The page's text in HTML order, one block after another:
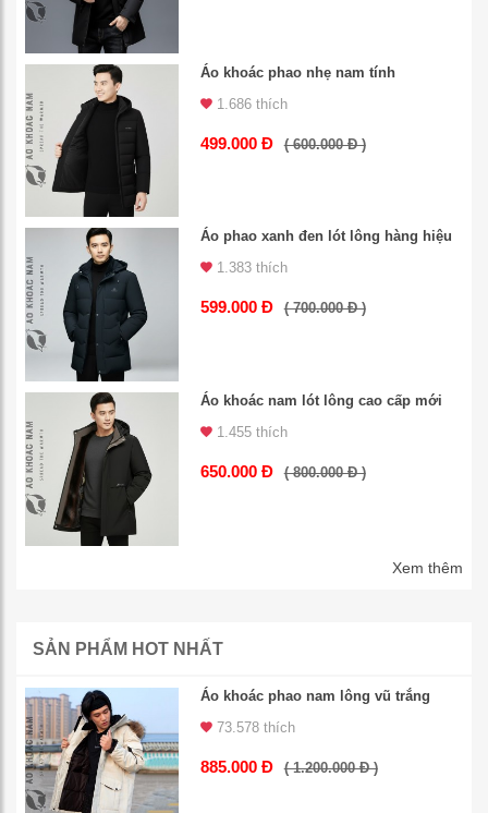
Áo khoác phao nhẹ nam tính
1.686 thích
499.000 Đ ( 600.000 Đ )
Áo phao xanh đen lót lông hàng hiệu
1.383 thích
599.000 Đ ( 700.000 Đ )
Áo khoác nam lót lông cao cấp mới
1.455 thích
650.000 Đ ( 800.000 Đ )
Xem thêm
SẢN PHẨM HOT NHẤT
Áo khoác phao nam lông vũ trắng
73.578 thích
885.000 Đ ( 1.200.000 Đ )